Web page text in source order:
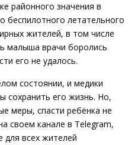
районного значения в
беспилотного летательного
жителей, в том числе
малыша врачи боролись
его не удалось.
состоянии, и медики
сохранить его жизнь. Но,
меры, спасти ребёнка не
своем канале в Telegram,
всех жителей